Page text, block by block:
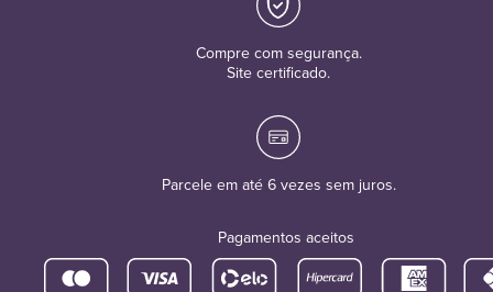
Compre com segurança.
Site certificado.
Parcele em até 6 vezes sem juros.
Pagamentos aceitos